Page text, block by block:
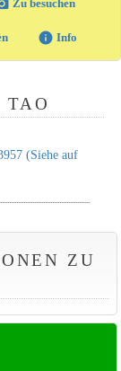
Zu besuchen
info Info
TAO
(Siehe auf
ZU